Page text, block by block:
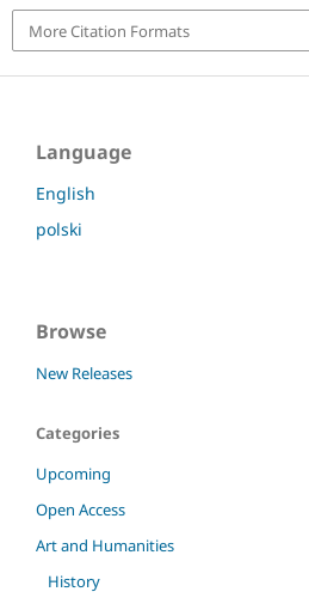
More Citation Formats
Language
English
polski
Browse
New Releases
Categories
Upcoming
Open Access
Art and Humanities
History